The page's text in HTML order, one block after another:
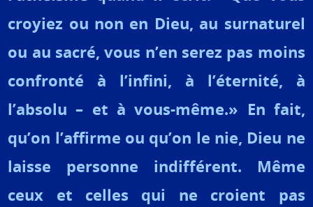
croyiez ou non en Dieu, au surnaturel
ou au sacré, vous n’en serez pas moins
confronté à l’infini, à l’éternité, à
l’absolu – et à vous-même.» En fait,
qu’on l’affirme ou qu’on le nie, Dieu ne
laisse personne indifférent. Même
ceux et celles qui ne croient pas